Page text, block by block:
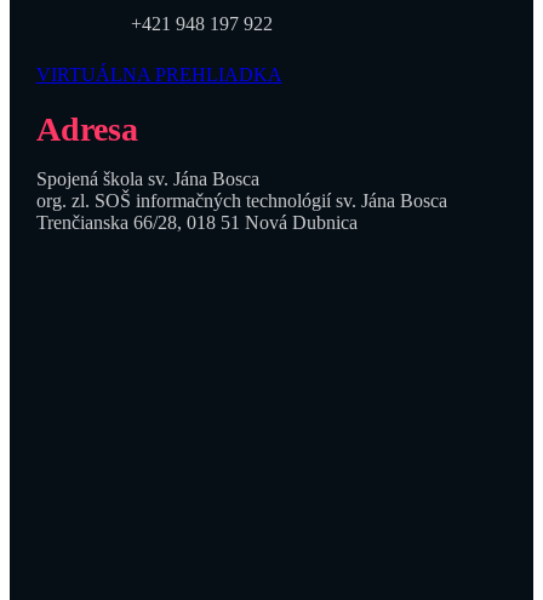
+421 948 197 922
VIRTUÁLNA PREHLIADKA
Adresa
Spojená škola sv. Jána Bosca
org. zl. SOŠ informačných technológií sv. Jána Bosca
Trenčianska 66/28, 018 51 Nová Dubnica